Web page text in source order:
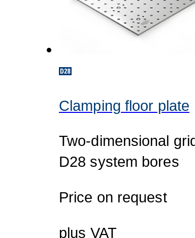
Clamping floor plate
Two-dimensional
D28 system bores
Price on request
plus VAT